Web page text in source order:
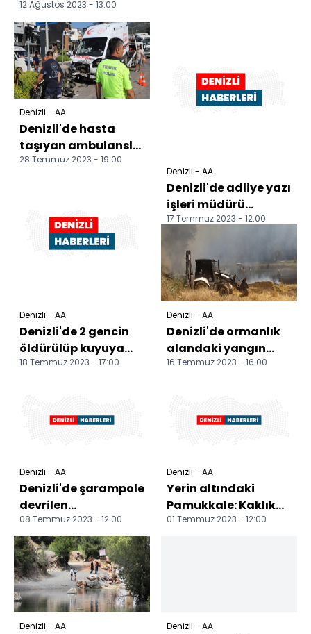
12 Ağustos 2023 - 13:00
Denizli - AA
Denizli'de hasta
taşıyan ambulansla
otomobilin
28 Temmuz 2023 - 19:00
Denizli - AA
Denizli'de 2 gencin
öldürülüp kuyuya
atılması olayının
18 Temmuz 2023 - 17:00
Denizli - AA
Denizli'de adliye yazı
işleri müdürü
zimmet iddiasıyla
tutuklandı
17 Temmuz 2023 - 12:00
Denizli - AA
Denizli'de ormanlık
alandaki yangın
kontrol altına alındı
16 Temmuz 2023 - 16:00
Denizli - AA
Denizli'de şarampole
devrilen
motosikletin
sürücüsü öldü
08 Temmuz 2023 - 12:00
Denizli - AA
Yerin altındaki
Pamukkale: Kaklık
Mağarası
01 Temmuz 2023 - 12:00
Denizli - AA Denizli - AA